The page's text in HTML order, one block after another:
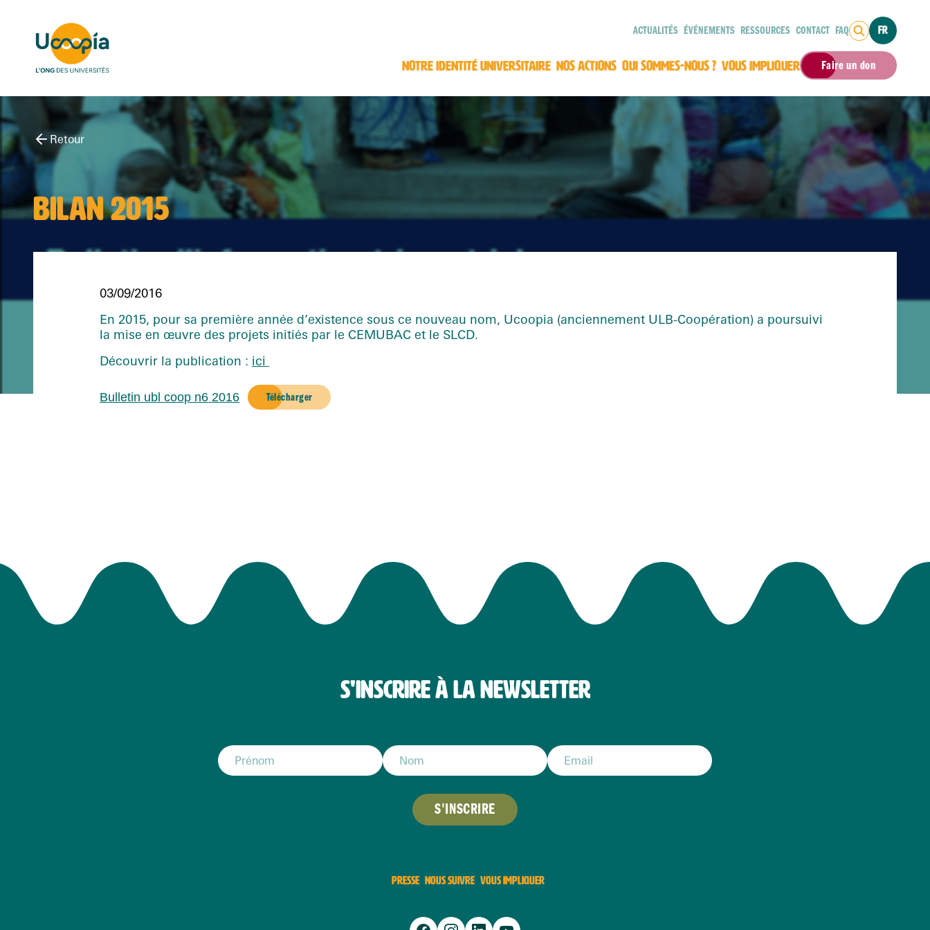
ACTUALITÉS ÉVÉNEMENTS RESSOURCES CONTACT FAQ FR
NOTRE IDENTITÉ UNIVERSITAIRE NOS ACTIONS QUI SOMMES-NOUS ? VOUS IMPLIQUER Faire un don
Retour
BILAN 2015
03/09/2016
En 2015, pour sa première année d’existence sous ce nouveau nom, Ucoopia (anciennement ULB-Coopération) a poursuivi
la mise en œuvre des projets initiés par le CEMUBAC et le SLCD.
Découvrir la publication : ici
Bulletin ubl coop n6 2016 Télécharger
S'INSCRIRE À LA NEWSLETTER
S'INSCRIRE
PRESSE NOUS SUIVRE VOUS IMPLIQUER